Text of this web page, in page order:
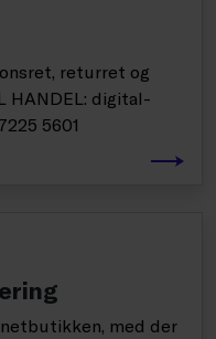
returret og
HANDEL: digital-
5601
med der